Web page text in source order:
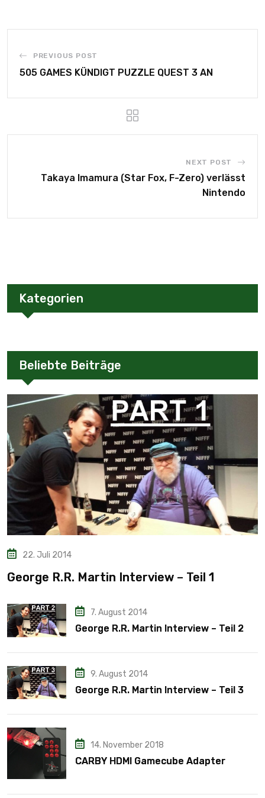
PREVIOUS POST
505 GAMES KÜNDIGT PUZZLE QUEST 3 AN
NEXT POST
Takaya Imamura (Star Fox, F-Zero) verlässt
Nintendo
Kategorien
Beliebte Beiträge
22. Juli 2014
George R.R. Martin Interview – Teil 1
7. August 2014
George R.R. Martin Interview – Teil 2
9. August 2014
George R.R. Martin Interview – Teil 3
14. November 2018
CARBY HDMI Gamecube Adapter